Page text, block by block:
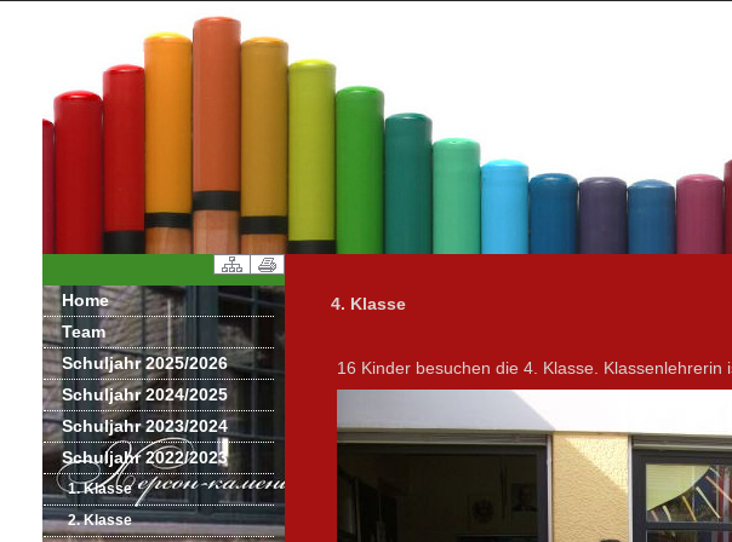
Home
Team
Schuljahr 2025/2026
Schuljahr 2024/2025
Schuljahr 2023/2024
Schuljahr 2022/2023
1. Klasse
2. Klasse
4. Klasse
16 Kinder besuchen die 4. Klasse. Klassenlehrerin